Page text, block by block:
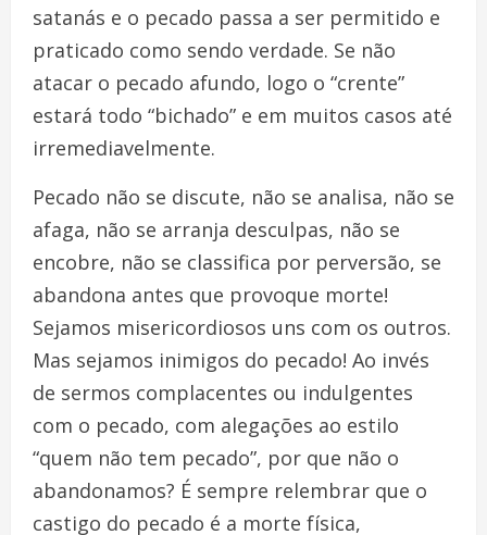
satanás e o pecado passa a ser permitido e
praticado como sendo verdade. Se não
atacar o pecado afundo, logo o “crente”
estará todo “bichado” e em muitos casos até
irremediavelmente.
Pecado não se discute, não se analisa, não se
afaga, não se arranja desculpas, não se
encobre, não se classifica por perversão, se
abandona antes que provoque morte!
Sejamos misericordiosos uns com os outros.
Mas sejamos inimigos do pecado! Ao invés
de sermos complacentes ou indulgentes
com o pecado, com alegações ao estilo
“quem não tem pecado”, por que não o
abandonamos? É sempre relembrar que o
castigo do pecado é a morte física,